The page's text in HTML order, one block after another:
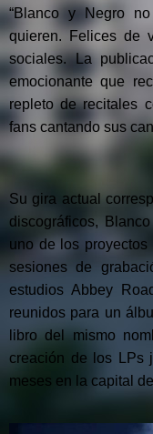
“Blanco y Negro
quieren. Felices de
sociales. La
emocionante que
repleto de recitales
fans cantando sus
Su gira actual
discográficos,
uno de los
sesiones de
estudios Abbey
reunidos para un
libro del mismo
creación de los LPs
meses en la capital